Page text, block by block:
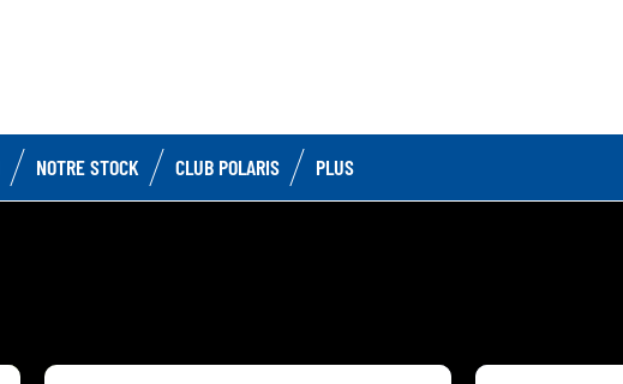
NOTRE STOCK CLUB POLARIS PLUS